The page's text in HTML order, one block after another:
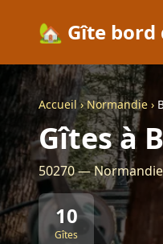
🏡 Gîte bord
Accueil›Normandie ›
Gîtes à
50270 — Normandie
10
Gîtes